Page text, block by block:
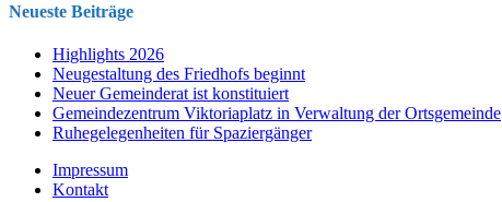
Neueste Beiträge
Highlights 2026
Neugestaltung des Friedhofs beginnt
Neuer Gemeinderat ist konstituiert
Gemeindezentrum Viktoriaplatz in Verwaltung der Ortsgemeinde
Ruhegelegenheiten für Spaziergänger
Impressum
Kontakt